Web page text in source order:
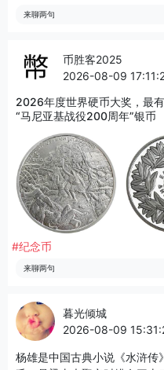
来聊两句
币胜客2025
2026-08-09
2026年度世界硬币大奖，最
“马尼亚基战役200周年”银币
#纪念币
来聊两句
暮光倾城
2026-08-09
杨雄是中国古典小说《水浒传